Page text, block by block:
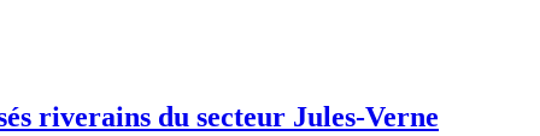
riverains du secteur Jules-Verne